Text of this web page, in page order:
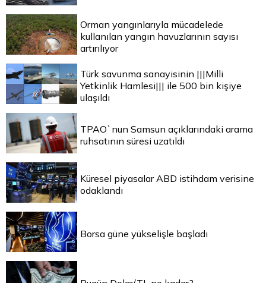
Orman yangınlarıyla mücadelede
kullanılan yangın havuzlarının sayısı
artırılıyor
Türk savunma sanayisinin |||Milli
Yetkinlik Hamlesi||| ile 500 bin kişiye
ulaşıldı
TPAO`nun Samsun açıklarındaki arama
ruhsatının süresi uzatıldı
Küresel piyasalar ABD istihdam verisine
odaklandı
Borsa güne yükselişle başladı